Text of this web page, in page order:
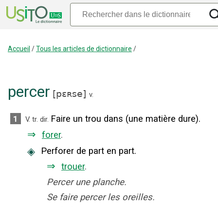
Accueil /Tous les articles de dictionnaire /
percer [pɛʀse] v.
1 V. tr. dir. Faire un trou dans (une matière dure).
⇒ forer.
◈ Perforer de part en part.
⇒ trouer.
Percer une planche.
Se faire percer les oreilles.